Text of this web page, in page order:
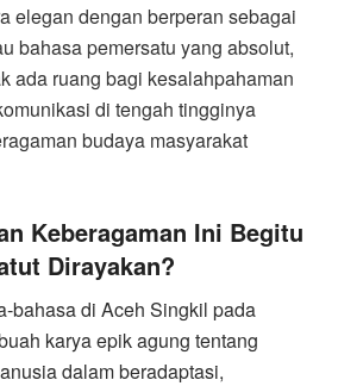
elegan dengan berperan sebagai
bahasa pemersatu yang absolut,
ada ruang bagi kesalahpahaman
di tengah tingginya
budaya masyarakat
Keberagaman Ini Begitu
Dirayakan?
bahasa di Aceh Singkil pada
karya epik agung tentang
dalam beradaptasi,